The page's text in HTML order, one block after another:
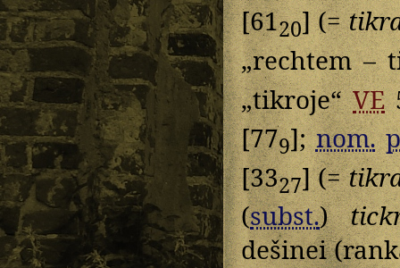
[6120] (=
„rechtem –
„tikroje“VE
[779];nom.
[3327] (=
(subst.)
dešinei